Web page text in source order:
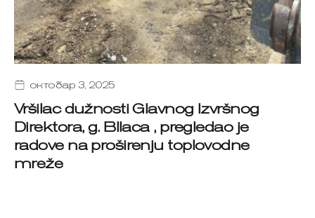
октобар 3, 2025
Vršilac dužnosti Glavnog Izvršnog
Direktora, g. Bllaca , pregledao je
radove na proširenju toplovodne
mreže